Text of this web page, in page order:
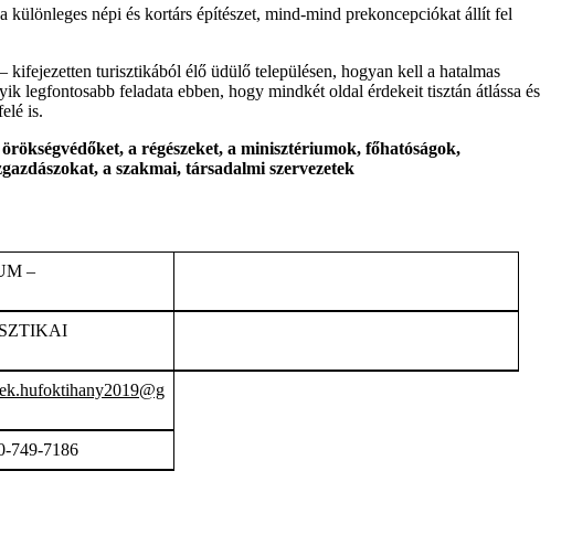
népi és kortárs építészet, mind-mind prekoncepciókat állít fel
turisztikából élő üdülő településen, hogyan kell a hatalmas
legfontosabb feladata ebben, hogy mindkét oldal érdekeit tisztán átlássa és
is.
a régészeket, a minisztériumok, főhatóságok,
a szakmai, társadalmi szervezetek
–
foktihany2019@g
749-7186